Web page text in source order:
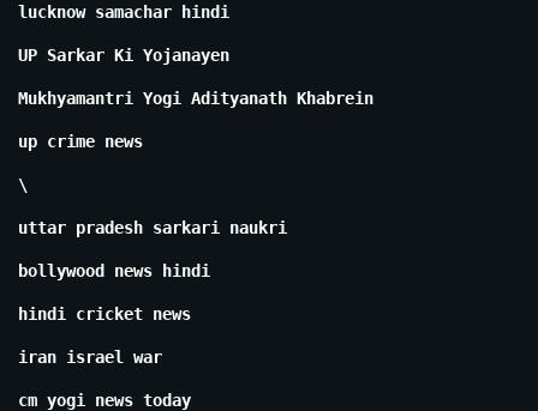
lucknow samachar hindi
UP Sarkar Ki Yojanayen
Mukhyamantri Yogi Adityanath Khabrein
up crime news
\
uttar pradesh sarkari naukri
bollywood news hindi
hindi cricket news
iran israel war
cm yogi news today